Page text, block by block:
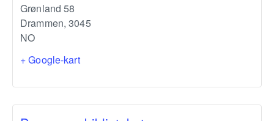
Grønland 58
Drammen, 3045
NO
+ Google-kart